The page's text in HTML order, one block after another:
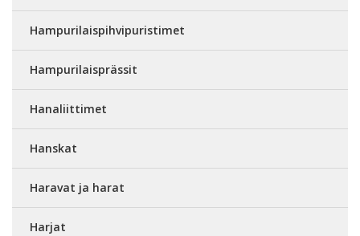
Hampurilaispihvipuristimet
Hampurilaisprässit
Hanaliittimet
Hanskat
Haravat ja harat
Harjat